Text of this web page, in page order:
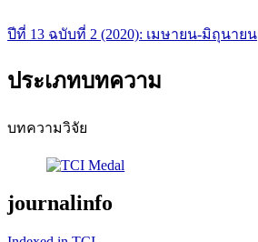
ปีที่ 13 ฉบับที่ 2 (2020): เมษายน-มิถุนายน
ประเภทบทความ
บทความวิจัย
journalinfo